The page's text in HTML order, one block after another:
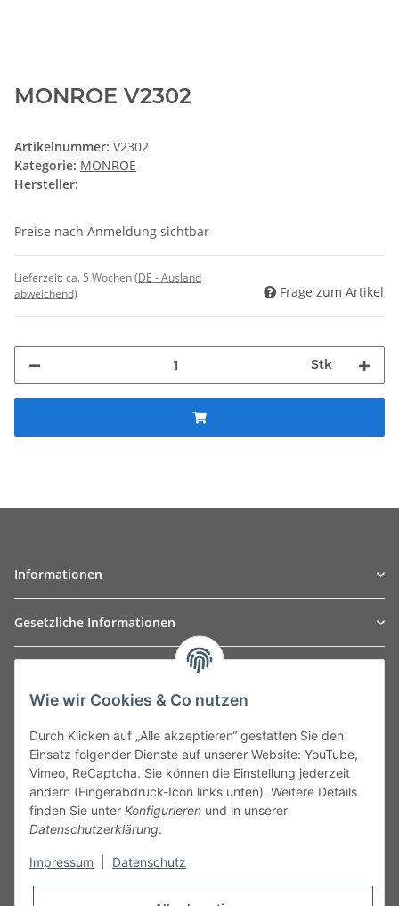
MONROE V2302
Artikelnummer: V2302
Kategorie: MONROE
Hersteller:
Preise nach Anmeldung sichtbar
Lieferzeit:ca. 5 Wochen(DE - Ausland
abweichend)
Frage zum Artikel
Stk
Informationen
Gesetzliche Informationen
Leibnizstraße 2a
Germany
Phone:+49 40 5287270
Fax:+49 40 5281050
Email:sales@tow-automotive.de
Wie wir Cookies & Co nutzen
Durch Klicken auf „Alle akzeptieren“ gestatten Sie den
Einsatz folgender Dienste auf unserer Website: YouTube,
Vimeo, ReCaptcha. Sie können die Einstellung jederzeit
ändern (Fingerabdruck-Icon links unten). Weitere Details
finden Sie unter Konfigurieren und in unserer
Datenschutzerklärung.
Impressum Datenschutz